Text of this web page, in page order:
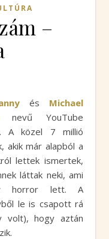
–
és Michael
YouTube
A közel 7 millió
akik már alapból a
lettek ismertek,
láttak neki, ami
horror lett. A
le is csapott rá
volt), hogy aztán